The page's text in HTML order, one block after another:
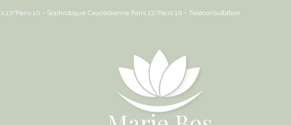
Paris 10 - Sophrologue Caycédienne Paris 17/Paris 10 - Téléconsultation